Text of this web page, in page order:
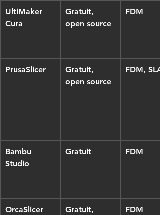
UltiMaker
Cura
Gratuit,
open source
FDM
PrusaSlicer
Gratuit,
open source
FDM, SLA
Bambu
Studio
Gratuit FDM
OrcaSlicer
Gratuit,
FDM